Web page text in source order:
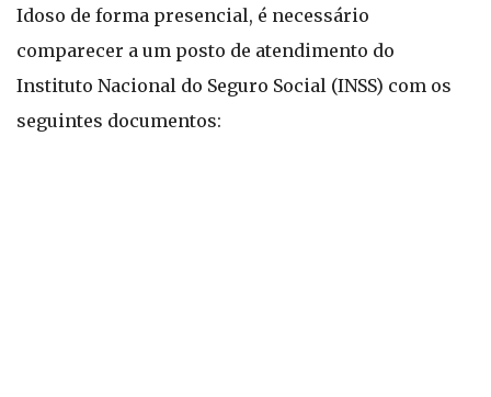
Idoso de forma presencial, é necessário
comparecer a um posto de atendimento do
Instituto Nacional do Seguro Social (INSS) com os
seguintes documentos: